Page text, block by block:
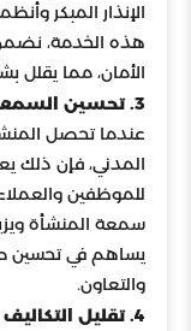
الإنذار المبكر
هذه الخدمة،
الأمان، مما يقلل
3. تحسين السمعة وتعزيز الثقة
عندما تحصل
المدني، فإن ذلك
للموظفين
سمعة المنشأة
يساهم في تحسين
والتعاون.
4. تقليل التكاليف والمخاطر المستقبلية